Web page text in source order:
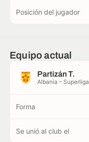
Posición del jugador
Equipo actual
Partizán T.
Albania – Superliga
Forma
Se unió al club el